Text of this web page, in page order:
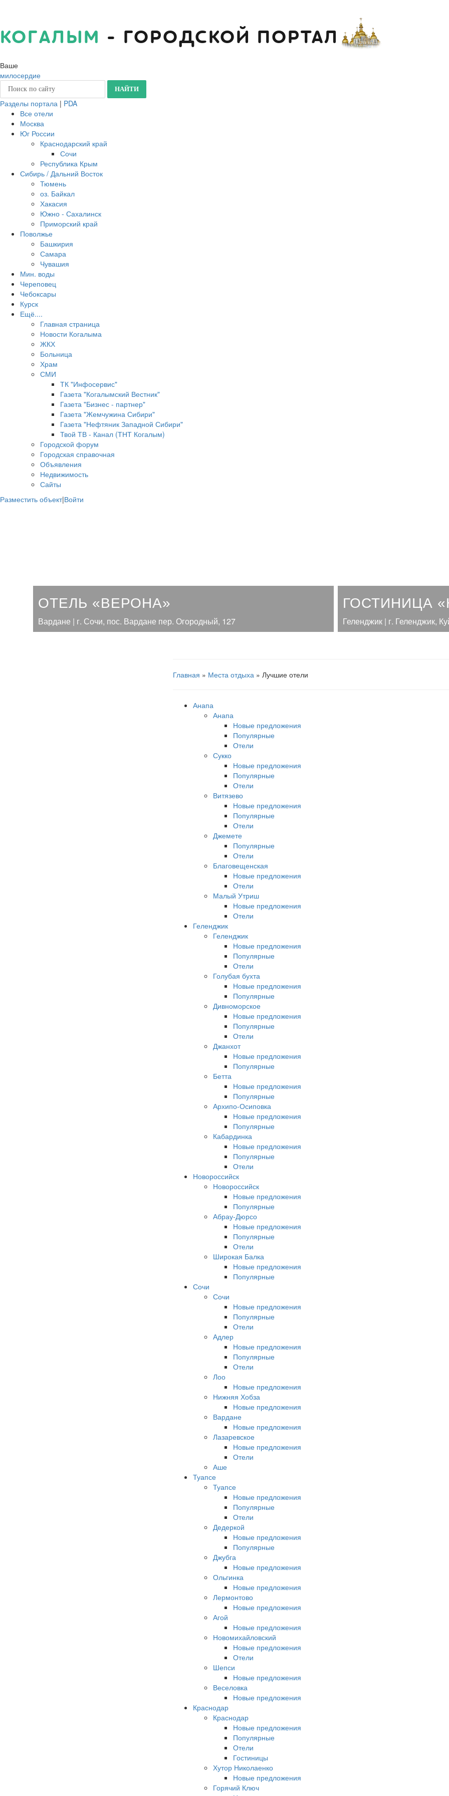
КОГАЛЫМ - ГОРОДСКОЙ ПОРТАЛ
Ваше
милосердие
Разделы портала | PDA
Все отели
Москва
Юг России
Краснодарский край
Сочи
Республика Крым
Сибирь / Дальний Восток
Тюмень
оз. Байкал
Хакасия
Южно - Сахалинск
Приморский край
Поволжье
Башкирия
Самара
Чувашия
Мин. воды
Череповец
Чебоксары
Курск
Ещё....
Главная страница
Новости Когалыма
ЖКХ
Больница
Храм
СМИ
ТК "Инфосервис"
Газета "Когалымский Вестник"
Газета "Бизнес - партнер"
Газета "Жемчужина Сибири"
Газета "Нефтяник Западной Сибири"
Твой ТВ - Канал (ТНТ Когалым)
Городской форум
Городская справочная
Объявления
Недвижимость
Сайты
Разместить объект|Войти
ОТЕЛЬ «ВЕРОНА»
Вардане | г. Сочи, пос. Вардане пер. Огородный, 127
ГОСТИНИЦА
Геленджик | г. Геленджик,
Главная » Места отдыха» Лучшие отели
Анапа
Анапа
Новые предложения
Популярные
Отели
Сукко
Новые предложения
Популярные
Отели
Витязево
Новые предложения
Популярные
Отели
Джемете
Популярные
Отели
Благовещенская
Новые предложения
Отели
Малый Утриш
Новые предложения
Отели
Геленджик
Геленджик
Новые предложения
Популярные
Отели
Голубая бухта
Новые предложения
Популярные
Дивноморское
Новые предложения
Популярные
Отели
Джанхот
Новые предложения
Популярные
Бетта
Новые предложения
Популярные
Архипо-Осиповка
Новые предложения
Популярные
Кабардинка
Новые предложения
Популярные
Отели
Новороссийск
Новороссийск
Новые предложения
Популярные
Абрау-Дюрсо
Новые предложения
Популярные
Отели
Широкая Балка
Новые предложения
Популярные
Сочи
Сочи
Новые предложения
Популярные
Отели
Адлер
Новые предложения
Популярные
Отели
Лоо
Новые предложения
Нижняя Хобза
Новые предложения
Вардане
Новые предложения
Лазаревское
Новые предложения
Отели
Аше
Туапсе
Туапсе
Новые предложения
Популярные
Отели
Дедеркой
Новые предложения
Популярные
Джубга
Новые предложения
Ольгинка
Новые предложения
Лермонтово
Новые предложения
Агой
Новые предложения
Новомихайловский
Новые предложения
Отели
Шепси
Новые предложения
Веселовка
Новые предложения
Краснодар
Краснодар
Новые предложения
Популярные
Отели
Гостиницы
Хутор Николаенко
Новые предложения
Горячий Ключ